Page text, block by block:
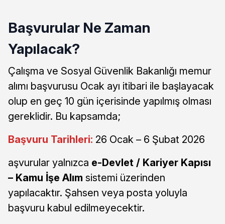
Başvurular Ne Zaman
Yapılacak?
Çalışma ve Sosyal Güvenlik Bakanlığı memur
alımı başvurusu Ocak ayı itibari ile başlayacak
olup en geç 10 gün içerisinde yapılmış olması
gereklidir. Bu kapsamda;
Başvuru Tarihleri: 26 Ocak – 6 Şubat 2026
aşvurular yalnızca e-Devlet / Kariyer Kapısı
– Kamu İşe Alım sistemi üzerinden
yapılacaktır. Şahsen veya posta yoluyla
başvuru kabul edilmeyecektir.